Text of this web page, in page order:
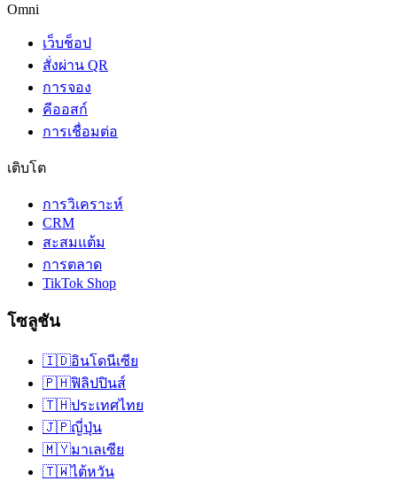
Omni
เว็บช็อป
สั่งผ่าน QR
การจอง
คีออสก์
การเชื่อมต่อ
เติบโต
การวิเคราะห์
CRM
สะสมแต้ม
การตลาด
TikTok Shop
โซลูชัน
🇮🇩อินโดนีเซีย
🇵🇭ฟิลิปปินส์
🇹🇭ประเทศไทย
🇯🇵ญี่ปุ่น
🇲🇾มาเลเซีย
🇹🇼ไต้หวัน